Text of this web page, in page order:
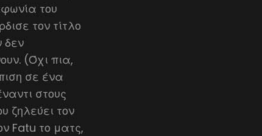
του
τον τίτλο
δεν
(Όχι πια,
σε ένα
στους
ζηλεύει τον
Fatu το ματς,